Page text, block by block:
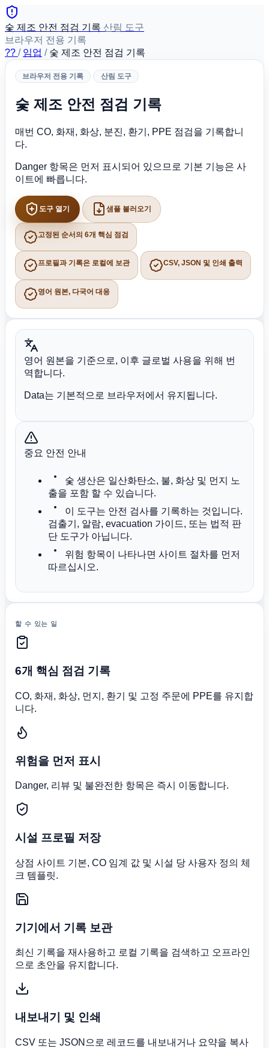
숯 제조 안전 점검 기록 산림 도구
브라우저 전용 기록
?? / 임업 / 숯 제조 안전 점검 기록
브라우저 전용 기록 산림 도구
숯 제조 안전 점검 기록
매번 CO, 화재, 화상, 분진, 환기, PPE 점검을 기록합니
다.
Danger 항목은 먼저 표시되어 있으므로 기본 기능은 사
이트에 빠릅니다.
도구 열기 샘플 불러오기
고정된 순서의 6개 핵심 점검
프로필과 기록은 로컬에 보관 CSV, JSON 및 인쇄 출력
영어 원본, 다국어 대응
영어 원본을 기준으로, 이후 글로벌 사용을 위해 번
역합니다.
Data는 기본적으로 브라우저에서 유지됩니다.
중요 안전 안내
숯 생산은 일산화탄소, 불, 화상 및 먼지 노
출을 포함 할 수 있습니다.
이 도구는 안전 검사를 기록하는 것입니다.
검출기, 알람, evacuation 가이드, 또는 법적 판
단 도구가 아닙니다.
위험 항목이 나타나면 사이트 절차를 먼저
따르십시오.
할 수 있는 일
6개 핵심 점검 기록
CO, 화재, 화상, 먼지, 환기 및 고정 주문에 PPE를 유지합
니다.
위험을 먼저 표시
Danger, 리뷰 및 불완전한 항목은 즉시 이동합니다.
시설 프로필 저장
상점 사이트 기본, CO 임계 값 및 시설 당 사용자 정의 체
크 템플릿.
기기에서 기록 보관
최신 기록을 재사용하고 로컬 기록을 검색하고 오프라인
으로 초안을 유지합니다.
내보내기 및 인쇄
CSV 또는 JSON으로 레코드를 내보내거나 요약을 복사